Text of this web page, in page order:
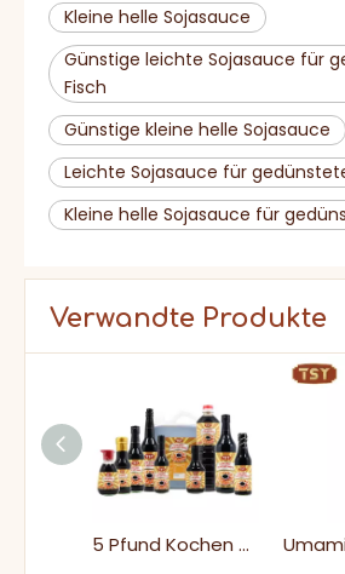
Kleine helle Sojasauce
Günstige leichte Sojasauce für
Fisch
Günstige kleine helle Sojasauce
Leichte Sojasauce für
Kleine helle Sojasauce für
Verwandte Produkte
5 Pfund Kochen großer Halal -veganer Salz Sojasauce